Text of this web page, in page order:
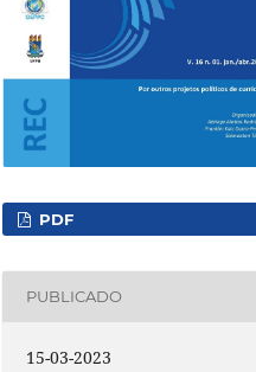
PDF
PUBLICADO
15-03-2023